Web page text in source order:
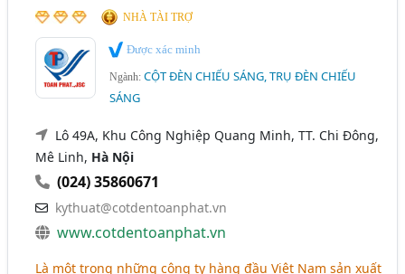
NHÀ TÀI TRỢ
Được xác minh
Ngành:CỘT ĐÈN CHIẾU SÁNG, TRỤ ĐÈN CHIẾU
SÁNG
Lô 49A, Khu Công Nghiệp Quang Minh, TT. Chi Đông,
Mê Linh, Hà Nội
(024) 35860671
kythuat@cotdentoanphat.vn
www.cotdentoanphat.vn
Là một trong những công ty hàng đầu Việt Nam sản xuất